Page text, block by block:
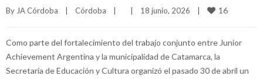
By JA Córdoba Córdoba 18 junio, 2026 16
Como parte del fortalecimiento del trabajo conjunto entre Junior
Achievement Argentina y la municipalidad de Catamarca, la
Secretaría de Educación y Cultura organizó el pasado 30 de abril un